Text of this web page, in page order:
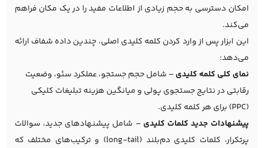
امکان دسترسی به حجم زیادی از اطلاعات مفید را در یک مکان فراهم
می‌کند.
این ابزار پس از وارد کردن کلمه کلیدی اصلی، چندین داده شفاف ارائه
می‌دهد:
نمای کلی کلمه کلیدی– شامل حجم جستجو، عملکرد سئو، وضعیت
رقابتی در نتایج جستجوی پولی و میانگین هزینه تبلیغات کلیکی
(PPC) برای هر کلمه کلیدی.
پیشنهادات جدید کلمات کلیدی – شامل پیشنهادهای جدید، سوالات
پرتکرار، کلمات کلیدی دم‌بلند (long-tail) و ترکیب‌های مختلف که